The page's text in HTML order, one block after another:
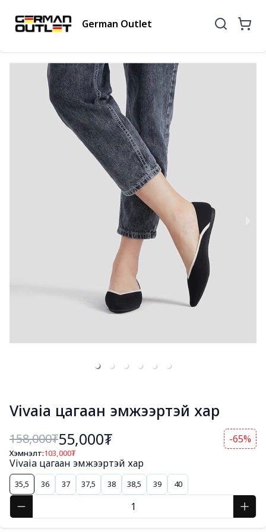
German Outlet
Vivaia цагаан эмжээртэй хар
158,000₮55,000₮ -65%
Хэмнэлт:103,000₮
Vivaia цагаан эмжээртэй хар
35,5 36 37 37,5 38 38,5 39 40